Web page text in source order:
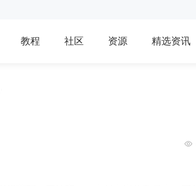
教程 社区 资源 精选资讯